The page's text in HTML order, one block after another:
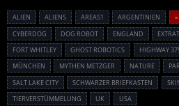
ALIEN ALIENS AREA51 ARGENTINIEN
CYBERDOG
DOG ROBOT ENGLAND
FORT WHITLEY
GHOST ROBOTICS HIGHWAY
MÜNCHEN
MYTHEN METZGER NATURE
SALT LAKE CITY
SCHWARZER BRIEFKASTEN
TIERVERSTÜMMELUNG
UK USA